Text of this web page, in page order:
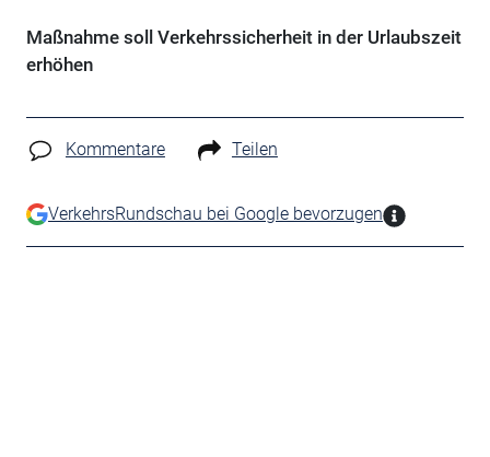
Maßnahme soll Verkehrssicherheit in der Urlaubszeit
erhöhen
Kommentare Teilen
VerkehrsRundschau bei Google bevorzugen